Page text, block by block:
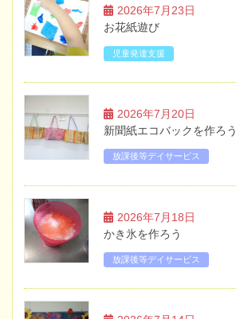
2026年7月23日
お花紙遊び
児童発達支援
2026年7月20日
新聞紙エコバックを作ろう
放課後等デイサービス
2026年7月18日
かき氷を作ろう
放課後等デイサービス